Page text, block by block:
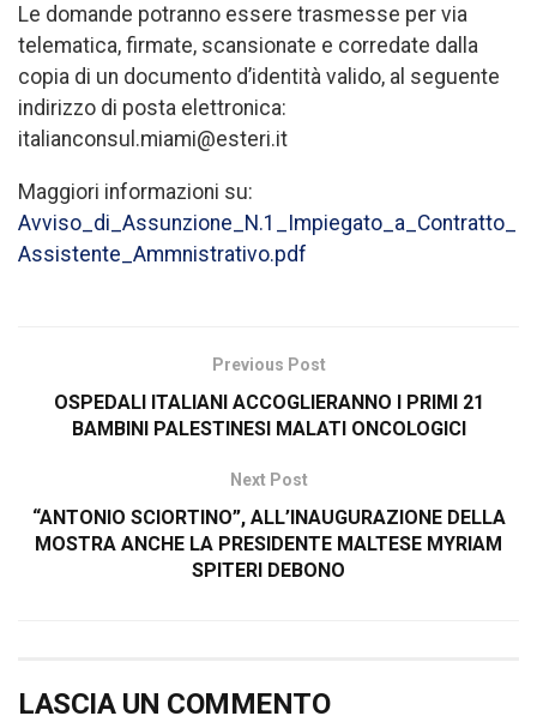
Le domande potranno essere trasmesse per via
telematica, firmate, scansionate e corredate dalla
copia di un documento d’identità valido, al seguente
indirizzo di posta elettronica:
italianconsul.miami@esteri.it
Maggiori informazioni su:
Avviso_di_Assunzione_N.1_Impiegato_a_Contratto_
Assistente_Ammnistrativo.pdf
Previous Post
OSPEDALI ITALIANI ACCOGLIERANNO I PRIMI 21
BAMBINI PALESTINESI MALATI ONCOLOGICI
Next Post
“ANTONIO SCIORTINO”, ALL’INAUGURAZIONE DELLA
MOSTRA ANCHE LA PRESIDENTE MALTESE MYRIAM
SPITERI DEBONO
LASCIA UN COMMENTO